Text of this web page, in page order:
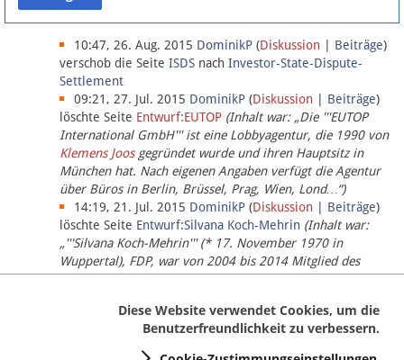
Über Lobbypedia
Impressum
10:47, 26. Aug. 2015 DominikP (Diskussion Beiträge)
verschob die Seite ISDS nach Investor-State-Dispute-
Settlement
09:21, 27. Jul. 2015 DominikP (Diskussion Beiträge)
löschte Seite Entwurf:EUTOP (Inhalt war: „Die '''EUTOP
International GmbH''' ist eine Lobbyagentur, die 1990 von
Klemens Joosgegründet wurde und ihren Hauptsitz in
München hat. Nach eigenen Angaben verfügt die Agentur
über Büros in Berlin, Brüssel, Prag, Wien, Lond…“)
14:19, 21. Jul. 2015 DominikP (Diskussion Beiträge)
löschte Seite Entwurf:Silvana Koch-Mehrin (Inhalt war:
„'''Silvana Koch-Mehrin''' (* 17. November 1970 in
Wuppertal), FDP, war von 2004 bis 2014 Mitglied des
Europäischen Parlaments, seit November 2014 ist sie für
Diese Website verwendet Cookies, um die
Benutzerfreundlichkeit zu verbessern.